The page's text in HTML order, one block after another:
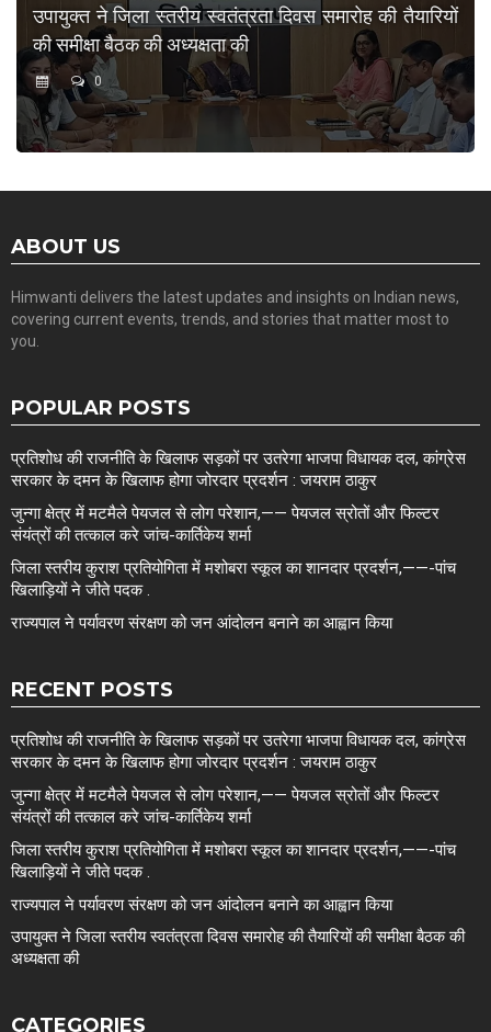
उपायुक्त ने जिला स्तरीय स्वतंत्रता दिवस समारोह की तैयारियों
की समीक्षा बैठक की अध्यक्षता की
0
ABOUT US
Himwanti delivers the latest updates and insights on Indian news,
covering current events, trends, and stories that matter most to
you.
POPULAR POSTS
प्रतिशोध की राजनीति के खिलाफ सड़कों पर उतरेगा भाजपा विधायक दल, कांग्रेस
सरकार के दमन के खिलाफ होगा जोरदार प्रदर्शन : जयराम ठाकुर
जुन्गा क्षेत्र में मटमैले पेयजल से लोग परेशान,—— पेयजल स्रोतों और फिल्टर
संयंत्रों की तत्काल करे जांच-कार्तिकेय शर्मा
जिला स्तरीय कुराश प्रतियोगिता में मशोबरा स्कूल का शानदार प्रदर्शन,——-पांच
खिलाड़ियों ने जीते पदक .
राज्यपाल ने पर्यावरण संरक्षण को जन आंदोलन बनाने का आह्वान किया
RECENT POSTS
प्रतिशोध की राजनीति के खिलाफ सड़कों पर उतरेगा भाजपा विधायक दल, कांग्रेस
सरकार के दमन के खिलाफ होगा जोरदार प्रदर्शन : जयराम ठाकुर
जुन्गा क्षेत्र में मटमैले पेयजल से लोग परेशान,—— पेयजल स्रोतों और फिल्टर
संयंत्रों की तत्काल करे जांच-कार्तिकेय शर्मा
जिला स्तरीय कुराश प्रतियोगिता में मशोबरा स्कूल का शानदार प्रदर्शन,——-पांच
खिलाड़ियों ने जीते पदक .
राज्यपाल ने पर्यावरण संरक्षण को जन आंदोलन बनाने का आह्वान किया
उपायुक्त ने जिला स्तरीय स्वतंत्रता दिवस समारोह की तैयारियों की समीक्षा बैठक की
अध्यक्षता की
CATEGORIES